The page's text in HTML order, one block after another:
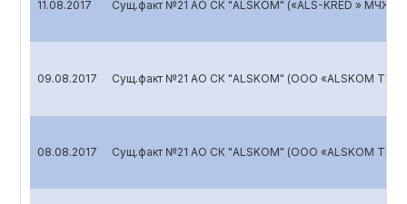
11.08.2017 Сущ.факт №21 АО СК "ALSKOM" («ALS-KRED » МЧЖ)
09.08.2017 Сущ.факт №21 АО СК "ALSKOM" (ООО «ALSKOM
08.08.2017 Сущ.факт №21 АО СК "ALSKOM" (ООО «ALSKOM